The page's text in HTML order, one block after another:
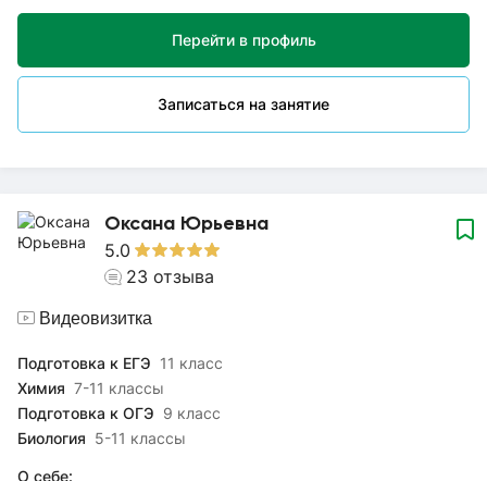
Перейти в профиль
Записаться на занятие
контрольным работам. В своей работе я уделяю особое
внимание доступности и наглядности в обучении.
Объясняю понятно и доступно, используя современные
методы преподавания и учитывая индивидуальные
Ежегодно прохожу повышения квалификации, чтобы быть в
курсе последних новшеств и находить подход к каждому
Оксана Юрьевна
5.0
23 отзыва
Видеовизитка
Подготовка к ЕГЭ 11 класс
Химия 7-11 классы
Подготовка к ОГЭ 9 класс
Биология 5-11 классы
О себе: